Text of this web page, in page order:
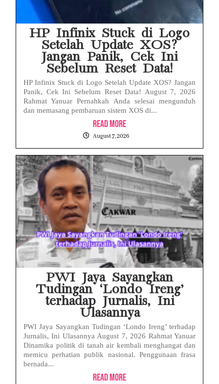
HP Infinix Stuck di Logo
Setelah Update XOS?
Jangan Panik, Cek Ini
Sebelum Reset Data!
HP Infinix Stuck di Logo Setelah Update XOS? Jangan
Panik, Cek Ini Sebelum Reset Data! August 7, 2026
Rahmat Yanuar Pernahkah Anda selesai mengunduh
dan memasang pembaruan sistem XOS di...
Read More
August 7, 2026
PWI Jaya Sayangkan
Tudingan ‘Londo Ireng’
terhadap Jurnalis, Ini
Ulasannya
PWI Jaya Sayangkan Tudingan ‘Londo Ireng’ terhadap
Jurnalis, Ini Ulasannya August 7, 2026 Rahmat Yanuar
Dinamika politik di tanah air kembali menghangat dan
memicu perhatian publik nasional. Penggunaan frasa
bernada...
Read More